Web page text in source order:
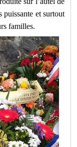
puissante et surtout
familles.